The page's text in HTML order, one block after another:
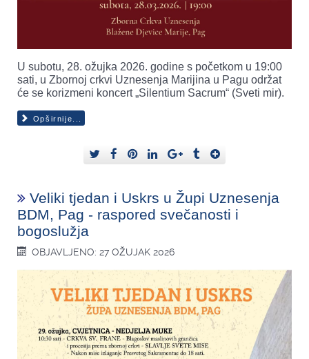
U subotu, 28. ožujka 2026. godine s početkom u 19:00
sati, u Zbornoj crkvi Uznesenja Marijina u Pagu održat
će se korizmeni koncert „Silentium Sacrum“ (Sveti mir).
Opširnije...
Veliki tjedan i Uskrs u Župi Uznesenja
BDM, Pag - raspored svečanosti i
bogoslužja
OBJAVLJENO: 27 OŽUJAK 2026